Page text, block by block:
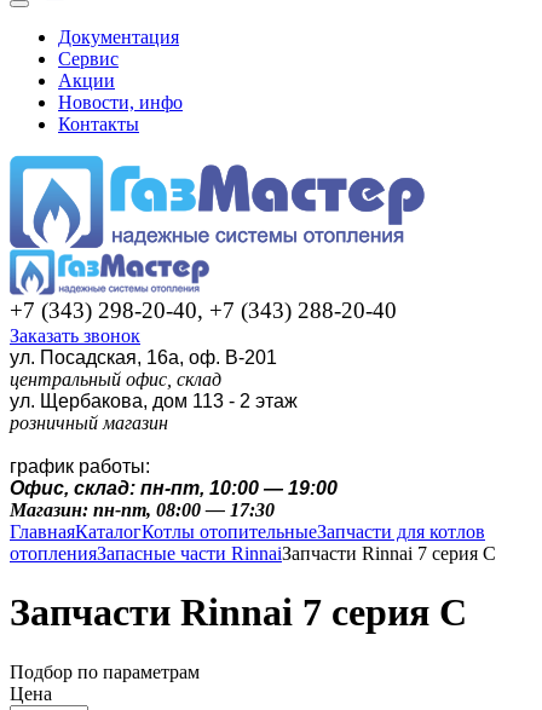
Документация
Сервис
Акции
Новости, инфо
Контакты
+7 (343) 298-20-40, +7 (343) 288-20-40
Заказать звонок
ул. Посадская, 16а, оф. В-201
центральный офис, склад
ул. Щербакова, дом 113 - 2 этаж
розничный магазин
график работы:
Офис, склад: пн-пт, 10:00 — 19:00
Магазин: пн-пт, 08:00 — 17:30
ГлавнаяКаталогКотлы отопительныеЗапчасти для котлов
отопленияЗапасные части RinnaiЗапчасти Rinnai 7 серия C
Запчасти Rinnai 7 серия C
Подбор по параметрам
Цена